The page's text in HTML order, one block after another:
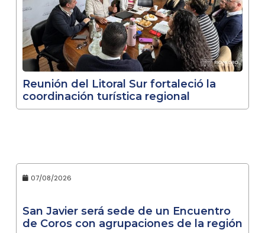
Reunión del Litoral Sur fortaleció la
coordinación turística regional
07/08/2026
San Javier será sede de un Encuentro
de Coros con agrupaciones de la región